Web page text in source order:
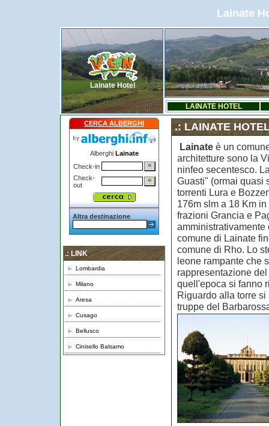
Lainate
Lainate Hotel
LAINATE HOTEL
CERCA ALBERGHI
Alberghi Lainate
Check-in
Check-
out
Altra destinazione
.: LINK
Lombardia
Milano
Aresa
Cusago
Bellusco
Cinisello Balsamo
.: LAINATE
Lainate è un
architetture sono la
ninfeo secentesco.
Guasti" (ormai quasi
torrenti Lura e
176m slm a 18 Km
frazioni Grancia e
comune di Lainate
comune di Rho. Lo
leone rampante che
rappresentazione
quell'epoca si fanno
Riguardo alla torre
truppe del